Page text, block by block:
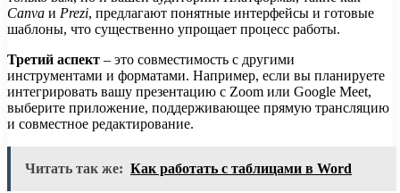
Canva и Prezi, предлагают понятные интерфейсы и готовые
шаблоны, что существенно упрощает процесс работы.
Третий аспект – это совместимость с другими
инструментами и форматами. Например, если вы планируете
интегрировать вашу презентацию с Zoom или Google Meet,
выберите приложение, поддерживающее прямую трансляцию
и совместное редактирование.
Читать так же: Как работать с таблицами в Word